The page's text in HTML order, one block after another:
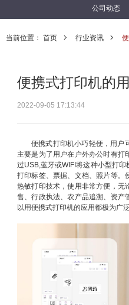
公司动态
当前位置： 首页 行业资讯
便携式打印机的
2022-09-05 17:13:44
便携式打印机小巧轻便，用户
主要是为了用户在户外办公时有打
过USB,蓝牙或WIFI将这种小型打印
打印标签、票据、文档、照片等。
热敏打印技术，使用非常方便，无
售、行政执法、农产品追溯、资产
以用便携式打印机的应用都极为广泛